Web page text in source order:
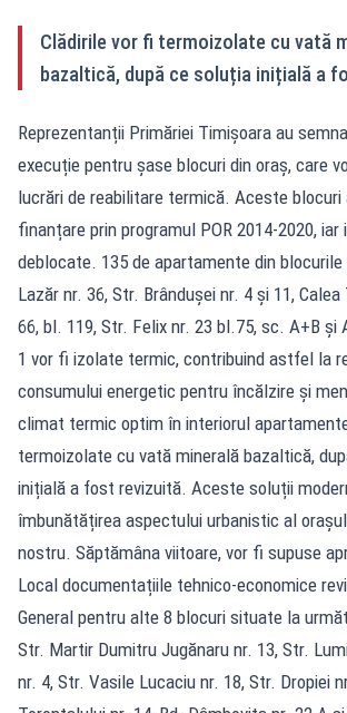
Clădirile vor fi termoizolate cu vată
bazaltică, după ce soluția inițială a
Reprezentanții Primăriei Timișoara au
execuție pentru șase blocuri din oraș, care
lucrări de reabilitare termică. Aceste
finanțare prin programul POR 2014-2020,
deblocate. 135 de apartamente din blocurile
Lazăr nr. 36, Str. Brândușei nr. 4 și 11,
66, bl. 119, Str. Felix nr. 23 bl.75, sc. A+B și
1 vor fi izolate termic, contribuind astfel la
consumului energetic pentru încălzire și
climat termic optim în interiorul
termoizolate cu vată minerală bazaltică,
inițială a fost revizuită. Aceste soluții
îmbunătățirea aspectului urbanistic al
nostru. Săptămâna viitoare, vor fi supuse
Local documentațiile tehnico-economice
General pentru alte 8 blocuri situate la
Str. Martir Dumitru Jugănaru nr. 13, Str.
nr. 4, Str. Vasile Lucaciu nr. 18, Str. Dropiei